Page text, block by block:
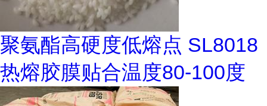
聚氨酯高硬度低熔点 SL8018
热熔胶膜贴合温度80-100度